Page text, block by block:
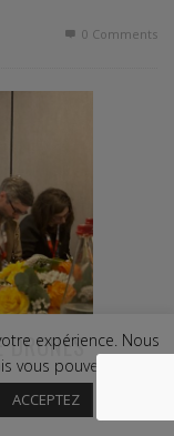
0 Comments
DRONES
expérience. Nous
vous pouvez vous
ACCEPTEZ